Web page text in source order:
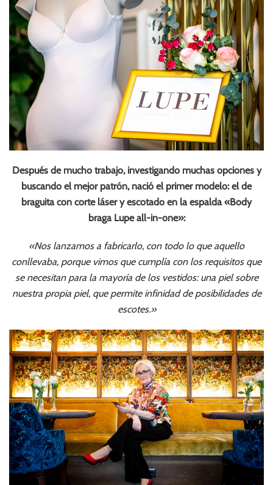
Después de mucho trabajo, investigando muchas opciones y
buscando el mejor patrón, nació el primer modelo: el de
braguita con corte láser y escotado en la espalda «Body
braga Lupe all-in-one»:
«Nos lanzamos a fabricarlo, con todo lo que aquello
conllevaba, porque vimos que cumplía con los requisitos que
se necesitan para la mayoría de los vestidos: una piel sobre
nuestra propia piel, que permite infinidad de posibilidades de
escotes.»